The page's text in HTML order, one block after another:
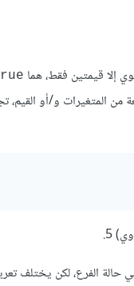
إلا قيمتين فقط، هما
من المتغيرات و/أو
حالة الفرع، لكن يختلف